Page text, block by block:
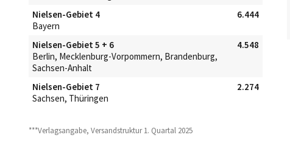
Nielsen-Gebiet 4
Bayern
6.444
Nielsen-Gebiet 5 + 6
Berlin, Mecklenburg-Vorpommern, Brandenburg,
Sachsen-Anhalt
4.548
Nielsen-Gebiet 7
Sachsen, Thüringen
2.274
***Verlagsangabe, Versandstruktur 1. Quartal 2025